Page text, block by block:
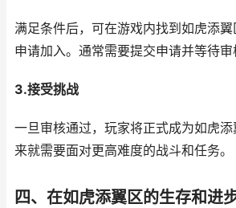
满足条件后，可在游戏内找到如虎添
申请加入。通常需要提交申请并等待审
3.接受挑战
一旦审核通过，玩家将正式成为如虎
来就需要面对更高难度的战斗和任务。
四、在如虎添翼区的生存和进